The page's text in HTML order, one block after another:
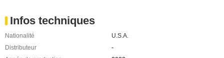
Infos techniques
Nationalité
U.S.A.
Distributeur
-